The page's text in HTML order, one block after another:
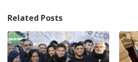
Related Posts